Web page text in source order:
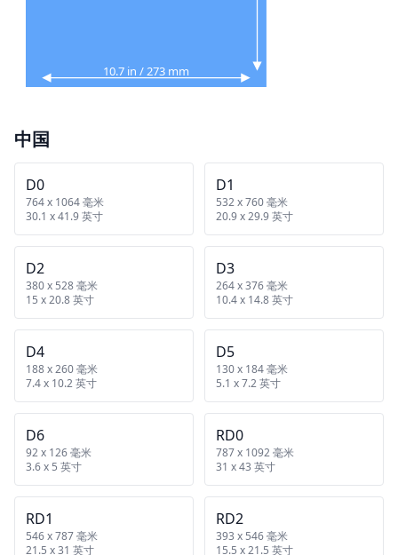
10.7 in / 273 mm
中国
D0
764 x 1064 毫米
30.1 x 41.9 英寸
D1
532 x 760 毫米
20.9 x 29.9 英寸
D2
380 x 528 毫米
15 x 20.8 英寸
D3
264 x 376 毫米
10.4 x 14.8 英寸
D4
188 x 260 毫米
7.4 x 10.2 英寸
D5
130 x 184 毫米
5.1 x 7.2 英寸
D6
92 x 126 毫米
3.6 x 5 英寸
RD0
787 x 1092 毫米
31 x 43 英寸
RD1
546 x 787 毫米
21.5 x 31 英寸
RD2
393 x 546 毫米
15.5 x 21.5 英寸